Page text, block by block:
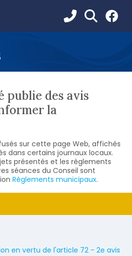
)
urbanisme )
publie des avis
la
sur cette page Web, affichés
dans certains journaux locaux.
présentés et les règlements
séances du Conseil sont
Règlements municipaux.
en vertu de l'article 72 - 2e avis